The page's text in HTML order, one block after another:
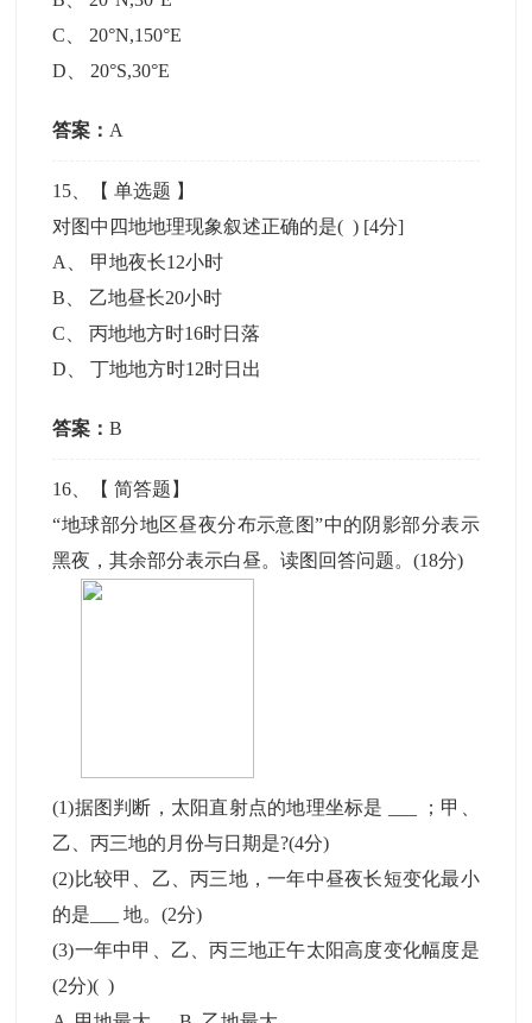
C
20°N,150°E
D
20°S,30°E
答案： A
15 、【单选题 】
对图中四地地理现象叙述正确的是( ) [4分]
A
甲地夜长12小时
B
乙地昼长20小时
C 、丙地地方时16时日落
D 、丁地地方时12时日出
答案：B
16 、【简答题 】
“地球部分地区昼夜分布示意图”中的阴影部分表示
黑夜，其余部分表示白昼。读图回答问题。(18分)
(1)据图判断，太阳直射点的地理坐标是 ___ ；甲、
乙、丙三地的月份与日期是?(4分)
(2)比较甲、乙、丙三地，一年中昼夜长短变化最小
的是___ 地。(2分)
(3)一年中甲、乙、丙三地正午太阳高度变化幅度是
(2分)( )